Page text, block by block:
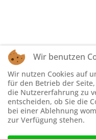
Wir benutzen
Wir nutzen Cookies auf
für den Betrieb der
die Nutzererfahrung zu
entscheiden, ob Sie die
bei einer Ablehnung
zur Verfügung stehen.